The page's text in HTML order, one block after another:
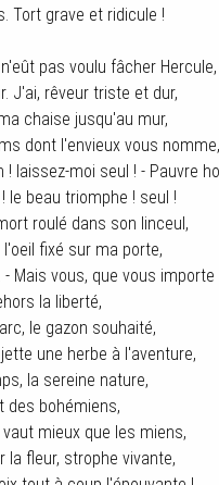
Tort grave et ridicule !
pas voulu fâcher Hercule,
J'ai, rêveur triste et dur,
chaise jusqu'au mur,
dont l'envieux vous nomme,
! laissez-moi seul ! - Pauvre
le beau triomphe ! seul !
roulé dans son linceul,
fixé sur ma porte,
Mais vous, que vous importe
la liberté,
le gazon souhaité,
une herbe à l'aventure,
la sereine nature,
des bohémiens,
mieux que les miens,
la fleur, strophe vivante,